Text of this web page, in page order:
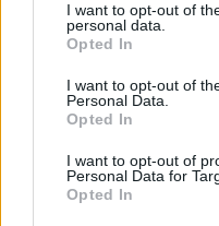
not limited to your visit or
grant or deny consent to
use your data for below
consent section.
I want to opt-out of
personal data.
Opted In
I want to opt-out of
Personal Data.
Opted In
I want to opt-out of
Personal Data for
Opted In
soudainement tombée
une veuve de 55 ans qui
immédiatement réagi en
Après avoir commencé
maintenant adolescente,
dessous de 40 (c/ml) en